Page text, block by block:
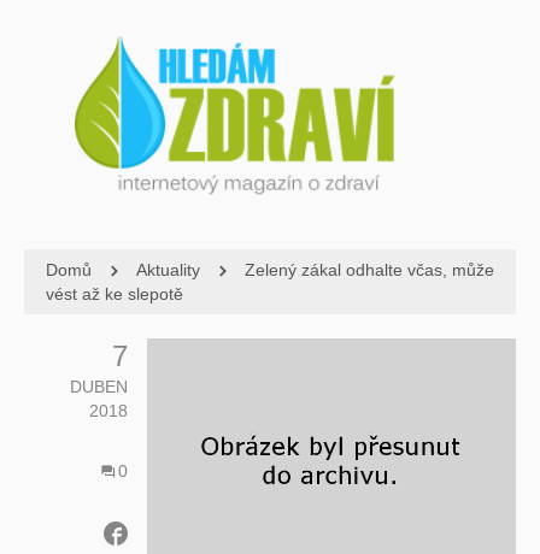
Domů Aktuality
Zelený zákal odhalte včas, může
vést až ke slepotě
7
DUBEN
2018
0